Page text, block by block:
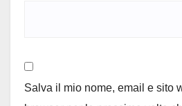
Salva il mio nome, email e sito